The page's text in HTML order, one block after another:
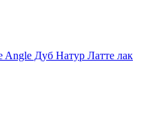
Angle Дуб Натур Латте лак